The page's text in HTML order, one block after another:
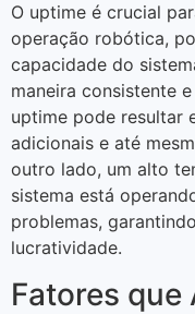
O uptime é crucial
operação robótica,
capacidade do
maneira consistente
uptime pode resultar
adicionais e até
outro lado, um alto
sistema está
problemas,
lucratividade.
Fatores